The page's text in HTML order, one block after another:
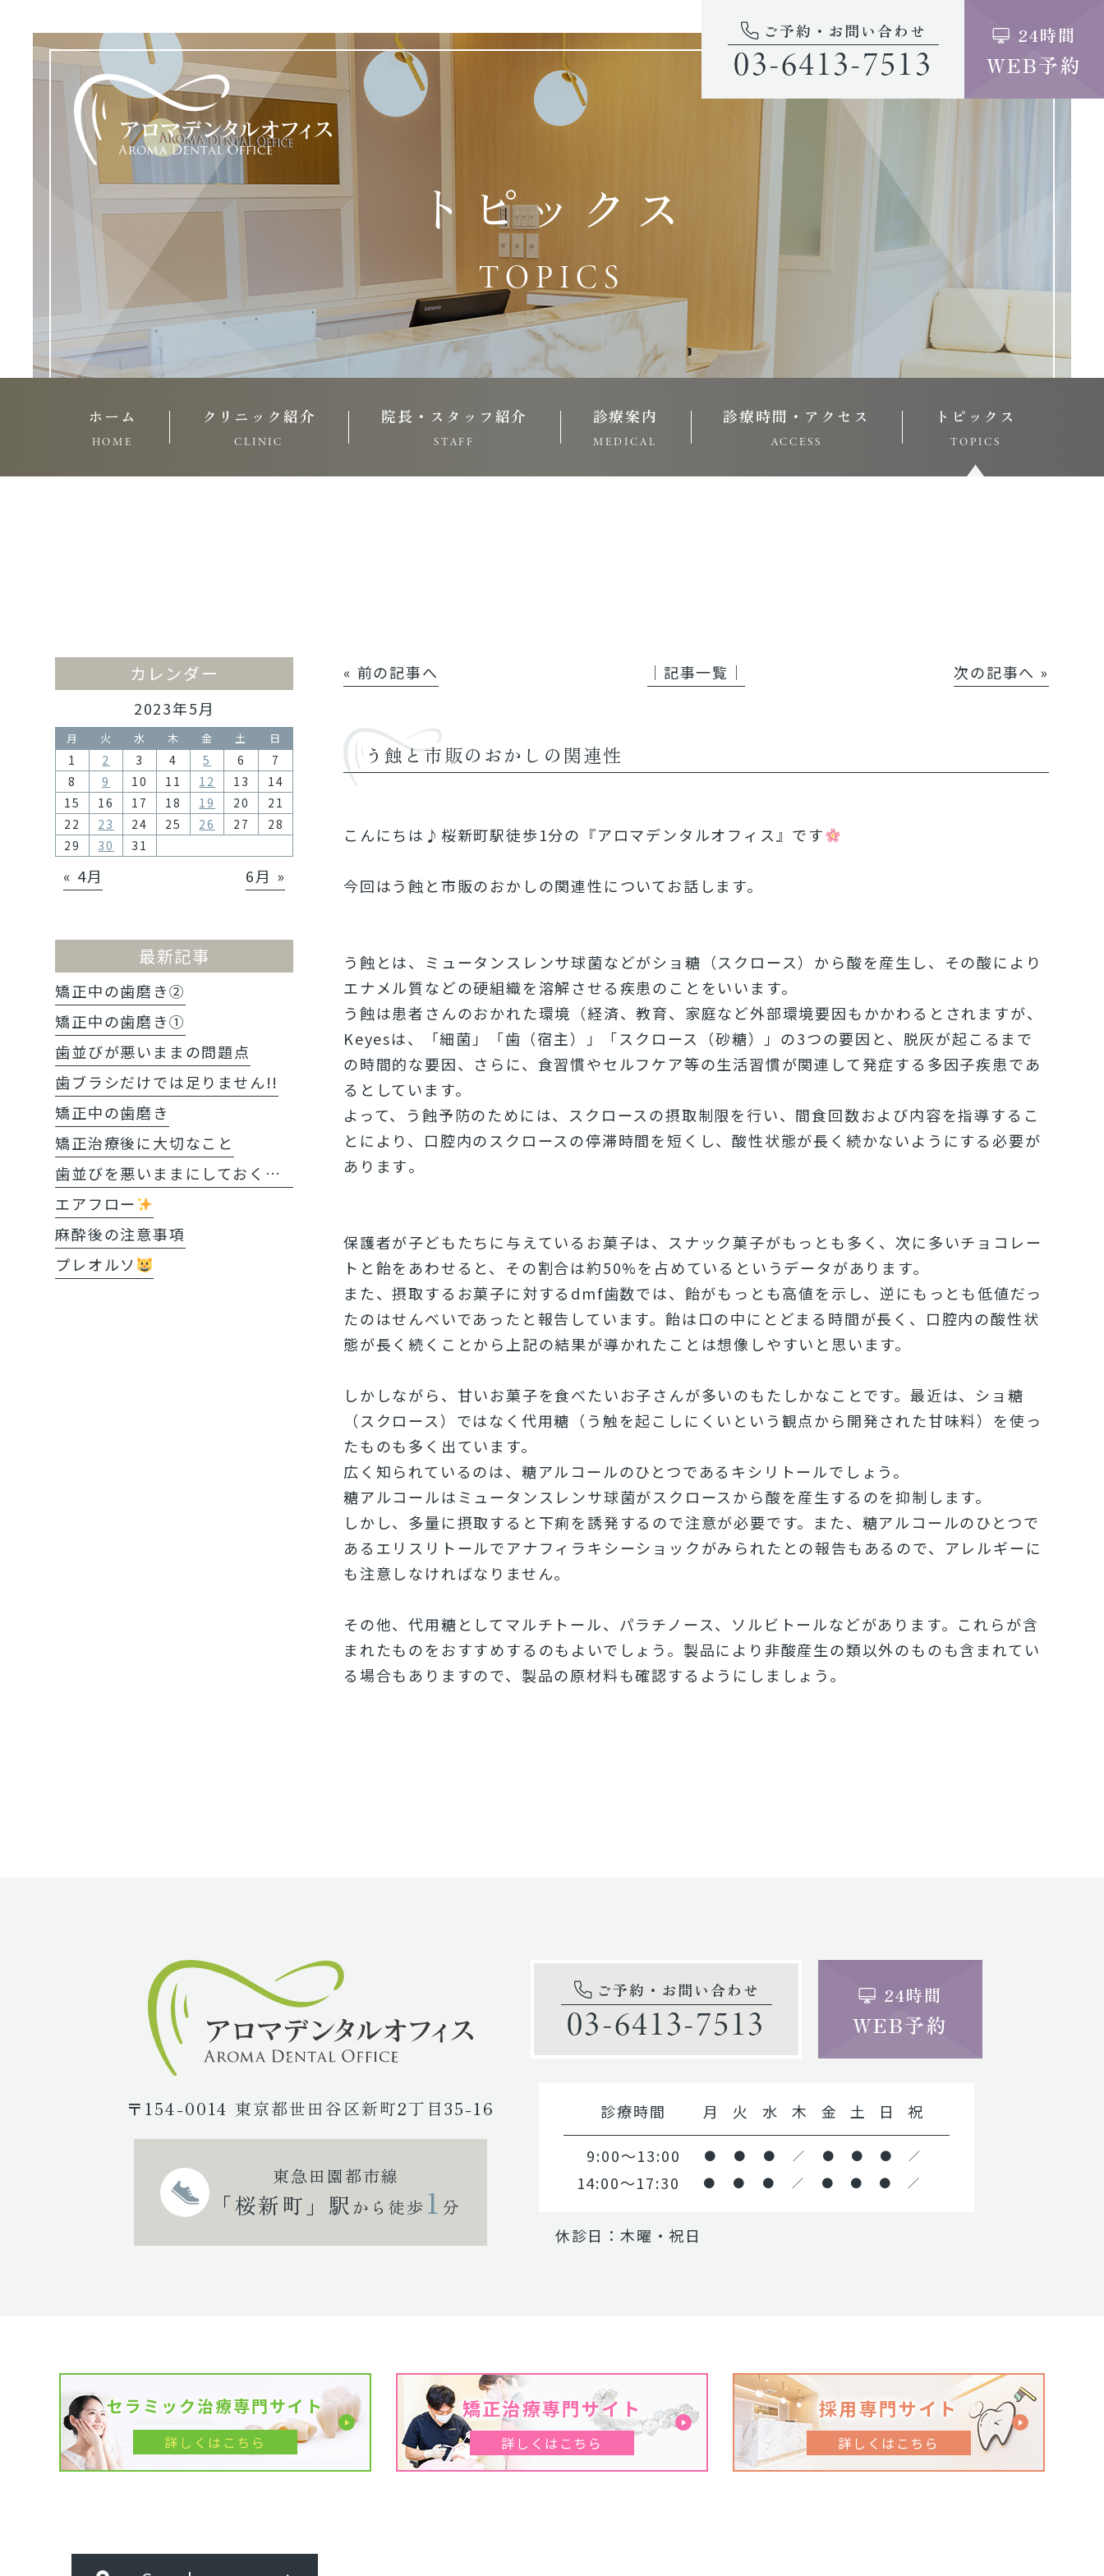
ご予約・お問い合わせ
03-6413-7513
24時間
WEB予約
トピックス
TOPICS
ホーム
HOME
クリニック紹介
CLINIC
院長・スタッフ紹介
STAFF
診療案内
MEDICAL
診療時間・アクセス
ACCESS
トピックス
TOPICS
« 前の記事へ │記事一覧│ 次の記事へ »
う蝕と市販のおかしの関連性
こんにちは♪桜新町駅徒歩1分の『アロマデンタルオフィス』です
今回はう蝕と市販のおかしの関連性についてお話します。
う蝕とは、ミュータンスレンサ球菌などがショ糖（スクロース） から酸を産生し、 その酸により
エナメル質などの硬組織を溶解させる疾患のことをいいます。
う蝕は患者さんのおかれた環境（経済、教育、 家庭など外部環境要因もかかわるとされますが、
Keyesは、「細菌」「歯（宿主）」「スクロース（砂糖）」の3つの要因と、脱灰が起こるまで
の時間的な要因、さらに、食習慣やセルフケア等の生活習慣が関連して発症する多因子疾患であ
るとしています。
よって、う蝕予防のためには、スクロースの摂取制限を行い、間食回数および内容を指導するこ
とにより、口腔内のスクロースの停滞時間を短くし、酸性状態が長く続かないようにする必要が
あります。
保護者が子どもたちに与えているお菓子は、 スナック菓子がもっとも多く、次に多いチョコレー
トと飴をあわせると、その割合は約50%を占めているというデータがあります。
また、摂取するお菓子に対するdmf歯数では、 飴がもっとも高値を示し、逆にもっとも低値だっ
たのはせんべいであったと報告しています。 飴は口の中にとどまる時間が長く、 口腔内の酸性状
態が長く続くことから上記の結果が導かれたことは想像しやすいと思います。
しかしながら、 甘いお菓子を食べたいお子さんが多いのもたしかなことです。 最近は、ショ糖
（スクロース）ではなく代用糖（ う触を起こしにくいという観点から開発された甘味料） を使っ
たものも多く出ています。
広く知られているのは、 糖アルコールのひとつであるキシリトールでしょう。
糖アルコールはミュータンスレンサ球菌がスクロースから酸を産生するのを抑制します。
しかし、多量に摂取すると下痢を誘発するので注意が必要です。
また、 糖アルコールのひとつで
あるエリスリトールでアナフィラキシーシ ョックがみられたとの報告もあるので、 アレルギーに
も注意しなければなりません。
その他、代用糖としてマルチトール、パラチノース、 ソルビトールなどがあります。 これらが含
まれたものをおすすめするのもよいでしょう。 製品により非酸産生の類以外のものも含まれてい
る場合もありますので、製品の原材料も確認するようにしましょう。
カレンダー
2023年5月
月 火 水 木 金 土 日
1 2 3 4 5 6
7
8
9 10 11 12 13
14
15
16 17 18 19 20
21
22
23 24 25 26 27
28
29
30 31
« 4月 6月 »
最新記事
矯正中の歯磨き②
矯正中の歯磨き①
歯並びが悪いままの問題点
歯ブラシだけでは足りません!!
矯正中の歯磨き
矯正治療後に大切なこと
歯並びを悪いままにしておくと?!
エアフロー
麻酔後の注意事項
プレオルソ
〒154-0014 東京都世田谷区新町2丁目35-16
東急田園都市線
「桜新町」駅 から徒歩 1 分
ご予約・お問い合わせ
03-6413-7513
24時間
WEB予約
診療時間 月 火 水 木 金 土 日 祝
9:00～13:00 ● ● ● ／ ● ● ● ／
14:00～17:30 ● ● ● ／ ● ● ● ／
休診日：木曜・祝日
セラミック治療専門サイト
詳しくはこちら
矯正治療専門サイト
詳しくはこちら
採用専門サイト
詳しくはこちら